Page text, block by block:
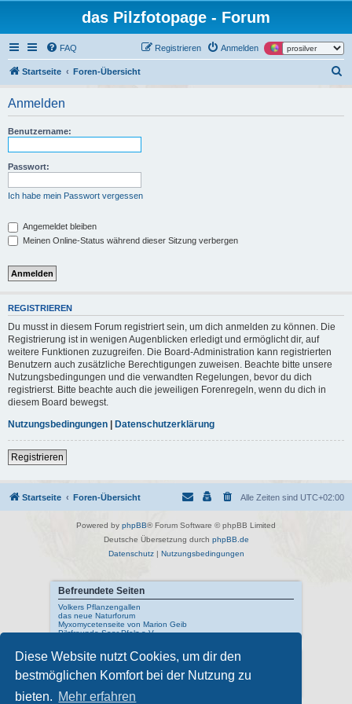
Diese Website nutzt Cookies, um dir den
bestmöglichen Komfort bei der Nutzung zu
bieten. Mehr erfahren
das Pilzfotopage - Forum
FAQ Anmelden
Registrieren
Startseite Foren-Übersicht
u
Anmelden
Benutzername:
Passwort:
Ich habe mein Passwort vergessen
Angemeldet bleiben
Meinen Online-Status während dieser Sitzung verbergen
REGISTRIEREN
Du musst in diesem Forum registriert sein, um dich anmelden zu können. Die
Registrierung ist in wenigen Augenblicken erledigt und ermöglicht dir, auf
weitere Funktionen zuzugreifen. Die Board-Administration kann registrierten
Benutzern auch zusätzliche Berechtigungen zuweisen. Beachte bitte unsere
Nutzungsbedingungen und die verwandten Regelungen, bevor du dich
registrierst. Bitte beachte auch die jeweiligen Forenregeln, wenn du dich in
diesem Board bewegst.
Nutzungsbedingungen | Datenschutzerklärung
Registrieren
Startseite Foren-Übersicht Alle Zeiten sind UTC+02:00
Powered by phpBB® Forum Software © phpBB Limited
Deutsche Übersetzung durch phpBB.de
Datenschutz| Nutzungsbedingungen
Befreundete Seiten
Volkers Pflanzengallen
das neue Naturforum
Myxomycetenseite von Marion Geib
Pilzfreunde Saar-Pfalz e.V.
Interne Links
Mykologisches Lexikon
meine Naturfotos
Pilzfotopage - Suchmaschine